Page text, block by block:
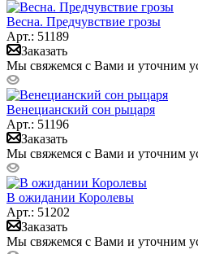
Весна. Предчувствие грозы
Арт.: 51189
Заказать
Мы свяжемся с Вами и уточним
Венецианский сон рыцаря
Арт.: 51196
Заказать
Мы свяжемся с Вами и уточним
В ожидании Королевы
Арт.: 51202
Заказать
Мы свяжемся с Вами и уточним